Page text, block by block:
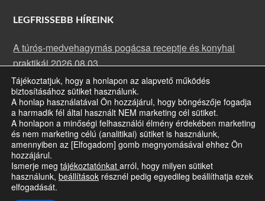
LEGFRISSEBB HÍREINK
A túrós-medvehagymás pogácsa receptje és konyhai
praktikái2026.08.03.
A rakott karfiol receptje és konyhai praktikái2026.07.13.
Májusi rehabilitációs klub: fókuszban a szemünk
egészsége2026.07.09.
A honlap jogtulajdonosa a Siketvakok Országos Egyesülete ·
jogok fenntartva· Copyright © 2026
A honlap az Emberi Erőforrások Minisztériuma (EMMI) és a Slachta
Tájékoztatjuk, hogy a honlapon az alapvető működés
biztosításához sütiket használunk.
A honlap használatával Ön hozzájárul, hogy böngészője fogadja
a harmadik fél által használt NEM marketing cél sütiket.
A honlapon a minőségi felhasználói élmény érdekében marketing
és nem marketing célú (analitikai) sütiket is használunk,
amennyiben az [Elfogadom] gomb megnyomásával ehhez Ön
hozzájárul.
Ismerje meg tájékoztatónkat arról, hogy milyen sütiket
használunk, beállítások résznél pedig egyedileg beállíthatja ezek
elfogadását.